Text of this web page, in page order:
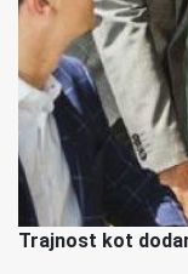
Trajnost kot